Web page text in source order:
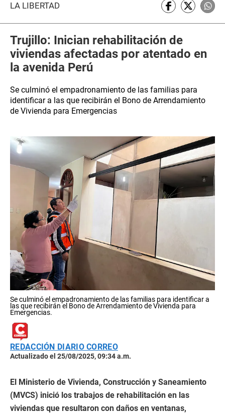
LA LIBERTAD
Trujillo: Inician rehabilitación de
viviendas afectadas por atentado en
la avenida Perú
Se culminó el empadronamiento de las familias para
identificar a las que recibirán el Bono de Arrendamiento
de Vivienda para Emergencias
Se culminó el empadronamiento de las familias para identificar a
las que recibirán el Bono de Arrendamiento de Vivienda para
Emergencias.
REDACCIÓN DIARIO CORREO
Actualizado el 25/08/2025, 09:34 a.m.
El Ministerio de Vivienda, Construcción y Saneamiento
(MVCS) inició los trabajos de rehabilitación en las
viviendas que resultaron con daños en ventanas,